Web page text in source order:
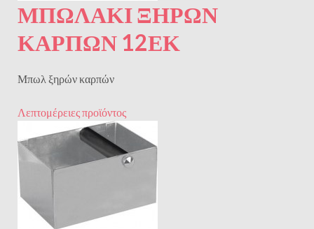
ΜΠΩΛΑΚΙ ΞΗΡΩΝ
ΚΑΡΠΩΝ 12ΕΚ
Μπωλ ξηρών καρπών
Λεπτομέρειες προϊόντος